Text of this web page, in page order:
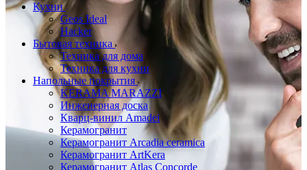
Кухни
Geos Ideal
Hacker
Бытовая техника
Техника для дома
Техника для кухни
Напольные покрытия
KERAMA MARAZZI
Инженерная доска
Кварц-винил Amadei
Керамогранит
Керамогранит Arcadia ceramica
Керамогранит ArtKera
Керамогранит Atlas Concorde